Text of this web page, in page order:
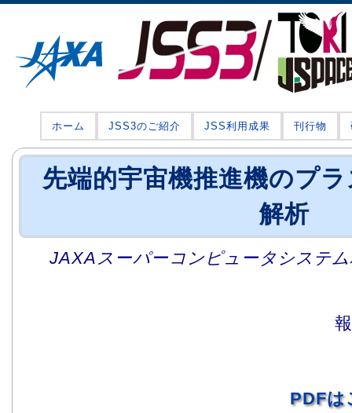
ホーム JSS3のご紹介 JSS利用成果 刊行物
先端的宇宙機推進機のプ
解析
JAXAスーパーコンピュータシステ
PDFは